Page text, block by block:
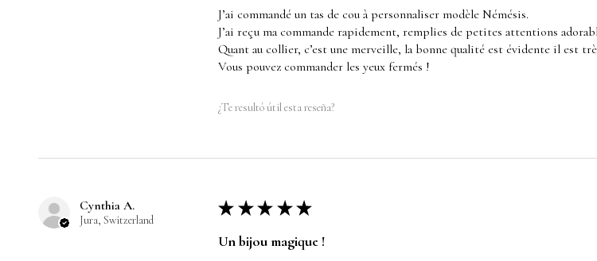
J’ai commandé un tas de cou à personnaliser modèle Némésis.
J’ai reçu ma commande rapidement, remplies de petites attentions
Quant au collier, c’est une merveille, la bonne qualité est évidente il est
Vous pouvez commander les yeux fermés !
¿Te resultó útil esta reseña?
Cynthia A.
Jura, Switzerland
★ ★ ★ ★ ★
Un bijou magique !